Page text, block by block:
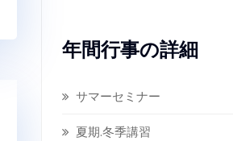
年間行事の詳細
サマーセミナー
夏期.冬季講習